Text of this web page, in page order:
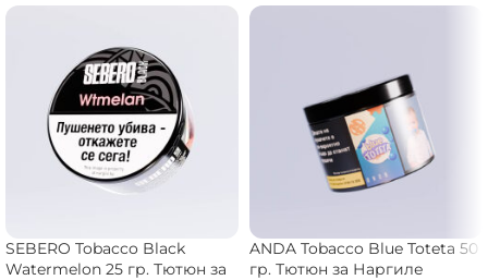
SEBERO Tobacco Black
Watermelon 25 гр. Тютюн за
ANDA Tobacco Blue Toteta 50
гр. Тютюн за Наргиле